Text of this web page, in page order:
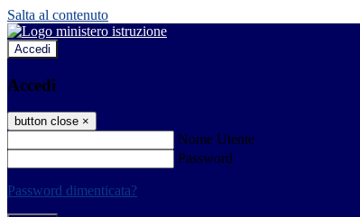
Salta al contenuto
Accedi
Accedi
button close ×
Nome Utente
Password
Password dimenticata?